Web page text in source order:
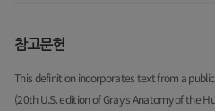
참고문헌
This definition incorporates text from a
(20th U.S. edition of Gray's Anatomy of the